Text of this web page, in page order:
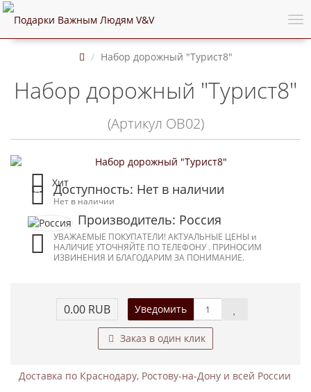
Набор дорожный "Турист8"
Набор дорожный "Турист8"
(Артикул ОВ02)
Хит
Доступность: Нет в наличии
Нет в наличии
Производитель: Россия
УВАЖАЕМЫЕ ПОКУПАТЕЛИ! АКТУАЛЬНЫЕ ЦЕНЫ и
НАЛИЧИЕ УТОЧНЯЙТЕ ПО ТЕЛЕФОНУ . ПРИНОСИМ
ИЗВИНЕНИЯ И БЛАГОДАРИМ ЗА ПОНИМАНИЕ.
0.00 RUB Уведомить
Заказ в один клик
Доставка по Краснодару, Ростову-на-Дону и всей России